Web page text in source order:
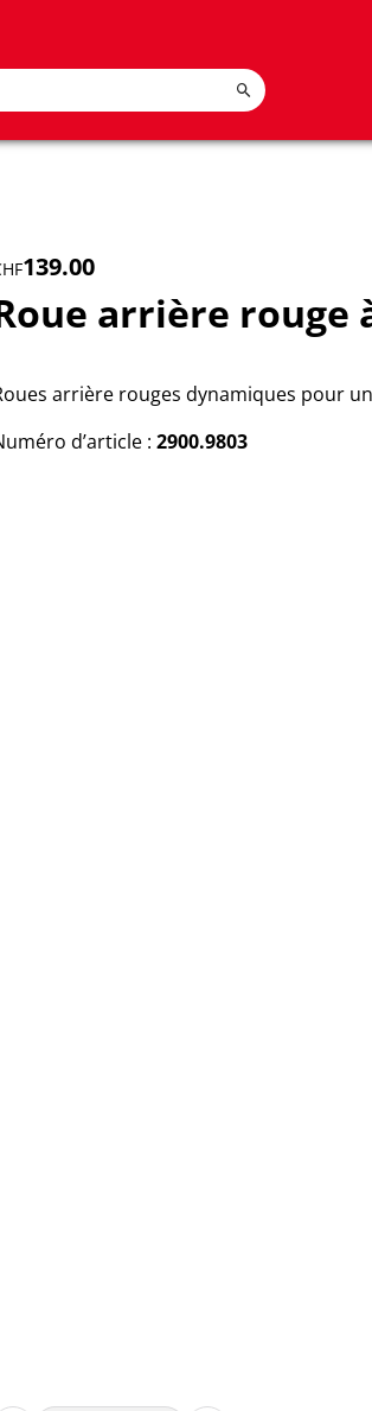
139.00
arrière rouge
arrière rouges dynamiques pour
d’article : 2900.9803